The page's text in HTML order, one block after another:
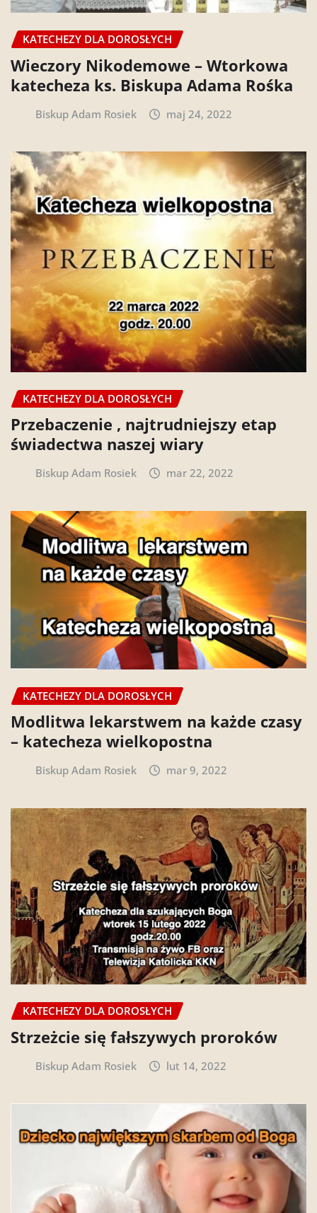
KATECHEZY DLA DOROSŁYCH
Wieczory Nikodemowe – Wtorkowa
katecheza ks. Biskupa Adama Rośka
Biskup Adam Rosiek maj 24, 2022
KATECHEZY DLA DOROSŁYCH
Przebaczenie , najtrudniejszy etap
świadectwa naszej wiary
Biskup Adam Rosiek mar 22, 2022
KATECHEZY DLA DOROSŁYCH
Modlitwa lekarstwem na każde czasy
– katecheza wielkopostna
Biskup Adam Rosiek mar 9, 2022
KATECHEZY DLA DOROSŁYCH
Strzeżcie się fałszywych proroków
Biskup Adam Rosiek lut 14, 2022